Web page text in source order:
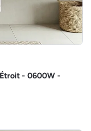
- 0600W -